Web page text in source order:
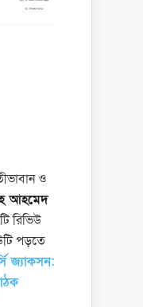
ও
আহমেদ
রিভিউ
পড়তে
জ্যাকসন: